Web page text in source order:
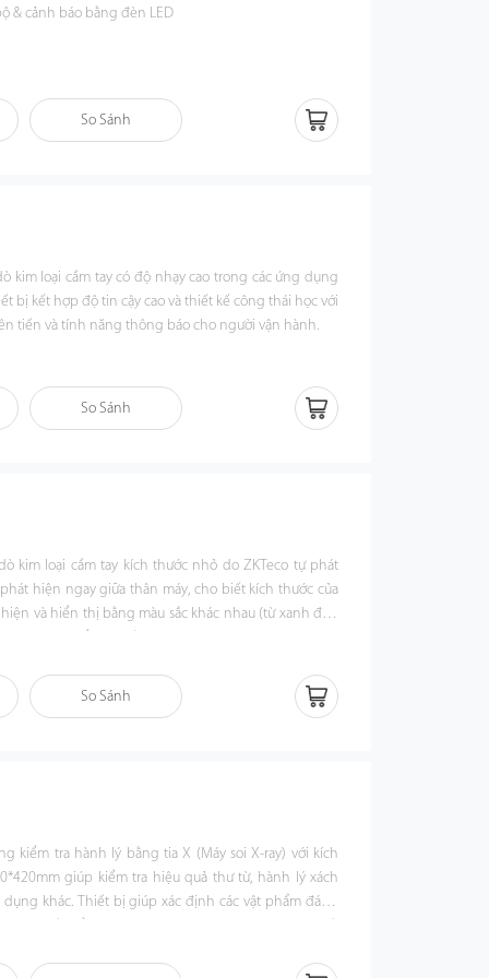
& cảnh báo bằng đèn LED
So Sánh
kim loại cầm tay có độ nhạy cao trong các ứng dụng
bị kết hợp độ tin cậy cao và thiết kế công thái học với
tiến và tính năng thông báo cho người vận hành.
So Sánh
kim loại cầm tay kích thước nhỏ do ZKTeco tự phát
hiện ngay giữa thân máy, cho biết kích thước của
và hiển thị bằng màu sắc khác nhau (từ xanh đến
cơ tiềm ẩn một cách lặng lẽ.
So Sánh
kiểm tra hành lý bằng tia X (Máy soi X-ray) với kích
giúp kiểm tra hiệu quả thư từ, hành lý xách
dụng khác. Thiết bị giúp xác định các vật phẩm đáng
tiềm ẩn khi nhận dạng số nguyên tử. Chất lượng